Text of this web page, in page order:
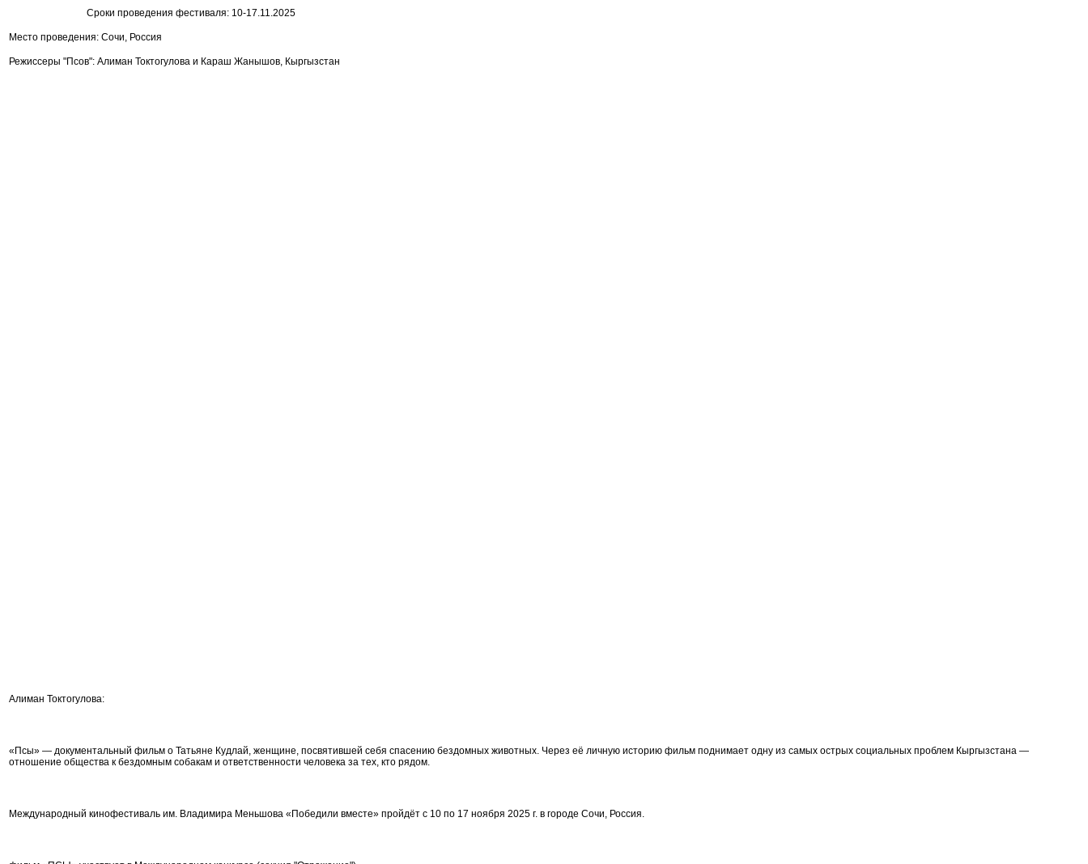
Сроки проведения фестиваля: 10-17.11.2025
Место проведения: Сочи, Россия
Режиссеры "Псов": Алиман Токтогулова и Караш Жанышов, Кыргызстан
Алиман Токтогулова:
«Псы» — документальный фильм о Татьяне Кудлай, женщине, посвятившей себя спасению бездомных животных. Через её личную историю фильм поднимает одну из самых острых социальных проблем Кыргызстана —
отношение общества к бездомным собакам и ответственности человека за тех, кто рядом.
Международный кинофестиваль им. Владимира Меньшова «Победили вместе» пройдёт с 10 по 17 ноября 2025 г. в городе Сочи, Россия.